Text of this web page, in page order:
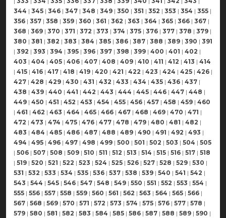
344 | 345 | 346 | 347 | 348 | 349 | 350 | 351 | 352 | 353 | 354 | 355 |
356 | 357 | 358 | 359 | 360 | 361 | 362 | 363 | 364 | 365 | 366 | 367 |
368 | 369 | 370 | 371 | 372 | 373 | 374 | 375 | 376 | 377 | 378 | 379 |
380 | 381 | 382 | 383 | 384 | 385 | 386 | 387 | 388 | 389 | 390 | 391
| 392 | 393 | 394 | 395 | 396 | 397 | 398 | 399 | 400 | 401 | 402 |
403 | 404 | 405 | 406 | 407 | 408 | 409 | 410 | 411 | 412 | 413 | 414
| 415 | 416 | 417 | 418 | 419 | 420 | 421 | 422 | 423 | 424 | 425 | 426 |
427 | 428 | 429 | 430 | 431 | 432 | 433 | 434 | 435 | 436 | 437 |
438 | 439 | 440 | 441 | 442 | 443 | 444 | 445 | 446 | 447 | 448 |
449 | 450 | 451 | 452 | 453 | 454 | 455 | 456 | 457 | 458 | 459 | 460
| 461 | 462 | 463 | 464 | 465 | 466 | 467 | 468 | 469 | 470 | 471 |
472 | 473 | 474 | 475 | 476 | 477 | 478 | 479 | 480 | 481 | 482 |
483 | 484 | 485 | 486 | 487 | 488 | 489 | 490 | 491 | 492 | 493 |
494 | 495 | 496 | 497 | 498 | 499 | 500 | 501 | 502 | 503 | 504 | 505
| 506 | 507 | 508 | 509 | 510 | 511 | 512 | 513 | 514 | 515 | 516 | 517 | 518
| 519 | 520 | 521 | 522 | 523 | 524 | 525 | 526 | 527 | 528 | 529 | 530 |
531 | 532 | 533 | 534 | 535 | 536 | 537 | 538 | 539 | 540 | 541 | 542 |
543 | 544 | 545 | 546 | 547 | 548 | 549 | 550 | 551 | 552 | 553 | 554 |
555 | 556 | 557 | 558 | 559 | 560 | 561 | 562 | 563 | 564 | 565 | 566 |
567 | 568 | 569 | 570 | 571 | 572 | 573 | 574 | 575 | 576 | 577 | 578 |
579 | 580 | 581 | 582 | 583 | 584 | 585 | 586 | 587 | 588 | 589 | 590 |